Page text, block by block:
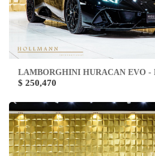
LAMBORGHINI HURACAN EVO -
$ 250,470